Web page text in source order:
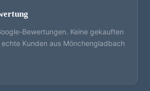
Bewertungen. Keine gekauften
Kunden aus Mönchengladbach